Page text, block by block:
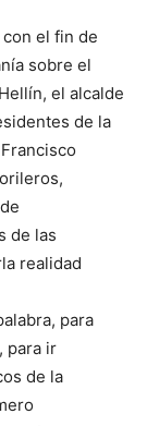
con el fin de
sobre el
el alcalde
de la
de las
realidad
para
para ir
de la